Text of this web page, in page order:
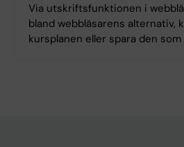
Via utskriftsfunktionen i
bland webbläsarens alternativ,
kursplanen eller spara den som